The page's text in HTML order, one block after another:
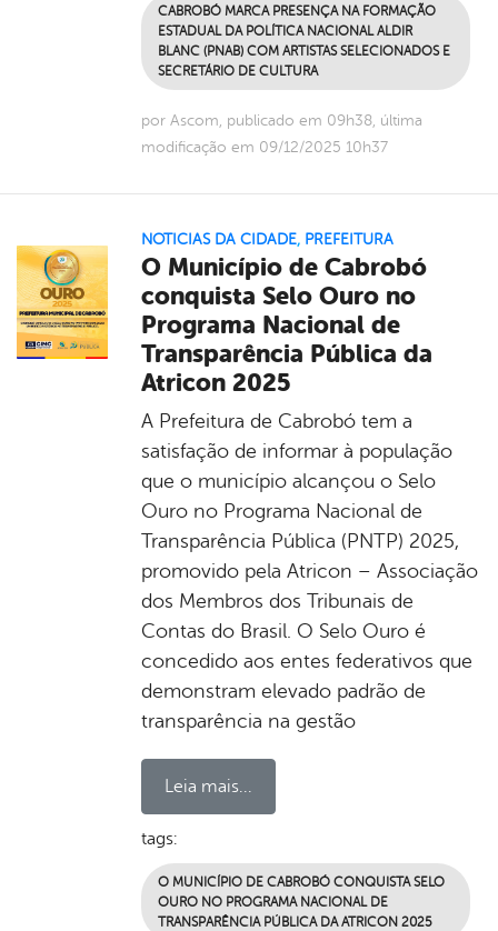
CABROBÓ MARCA PRESENÇA NA FORMAÇÃO
ESTADUAL DA POLÍTICA NACIONAL ALDIR
BLANC (PNAB) COM ARTISTAS SELECIONADOS E
SECRETÁRIO DE CULTURA
por Ascom, publicado em 09h38, última
modificação em 09/12/2025 10h37
NOTICIAS DA CIDADE, PREFEITURA
O Município de Cabrobó
conquista Selo Ouro no
Programa Nacional de
Transparência Pública da
Atricon 2025
A Prefeitura de Cabrobó tem a
satisfação de informar à população
que o município alcançou o Selo
Ouro no Programa Nacional de
Transparência Pública (PNTP) 2025,
promovido pela Atricon – Associação
dos Membros dos Tribunais de
Contas do Brasil. O Selo Ouro é
concedido aos entes federativos que
demonstram elevado padrão de
transparência na gestão
Leia mais...
tags:
O MUNICÍPIO DE CABROBÓ CONQUISTA SELO
OURO NO PROGRAMA NACIONAL DE
TRANSPARÊNCIA PÚBLICA DA ATRICON 2025